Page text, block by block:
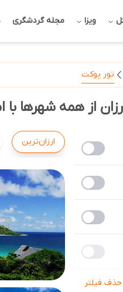
ویزا مجله گردشگری
تور پوکت
از همه شهرها
حذف فیلتر
ارزان‌ترین